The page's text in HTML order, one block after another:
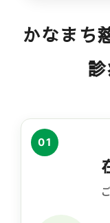
かなまち
01